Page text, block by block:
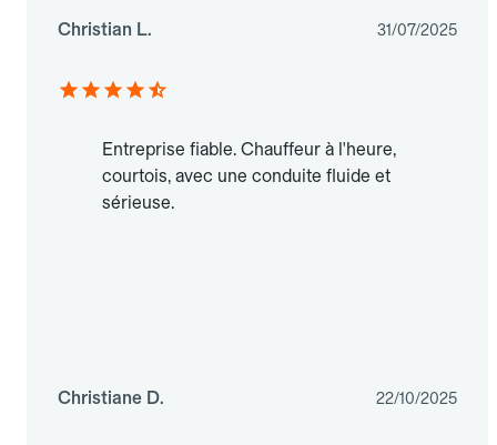
Christian L. 31/07/2025
Entreprise fiable. Chauffeur à l'heure,
courtois, avec une conduite fluide et
sérieuse.
Christiane D. 22/10/2025